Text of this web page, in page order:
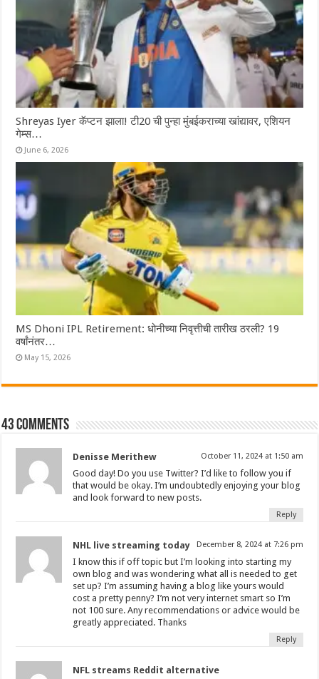
Shreyas Iyer कॅप्टन झाला! टी20 ची पुन्हा मुंबईकराच्या खांद्यावर, एशियन
गेम्स…
June 6, 2026
MS Dhoni IPL Retirement: धोनीच्या निवृत्तीची तारीख ठरली? 19
वर्षांनंतर…
May 15, 2026
43 comments
Denisse Merithew October 11, 2024 at 1:50 am
Good day! Do you use Twitter? I’d like to follow you if
that would be okay. I’m undoubtedly enjoying your blog
and look forward to new posts.
Reply
NHL live streaming today December 8, 2024 at 7:26 pm
I know this if off topic but I’m looking into starting my
own blog and was wondering what all is needed to get
set up? I’m assuming having a blog like yours would
cost a pretty penny? I’m not very internet smart so I’m
not 100 sure. Any recommendations or advice would be
greatly appreciated. Thanks
Reply
NFL streams Reddit alternative